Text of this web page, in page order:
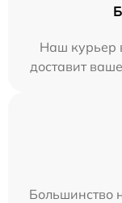
Наш курьер
доставит
Большинство